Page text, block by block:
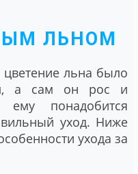
ЛЬНОМ
льна было
а сам он рос и
ему понадобится
уход. Ниже
ухода за